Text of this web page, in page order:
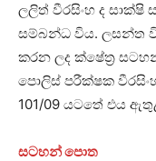
ලලිත් වීරසිංහ ද
සම්බන්ධ විය. ලසන්ත
කරන ලද ක්ෂේත්‍ර
පොලිස් පරීක්ෂක
101/09 යටතේ එය
සටහන් පොත